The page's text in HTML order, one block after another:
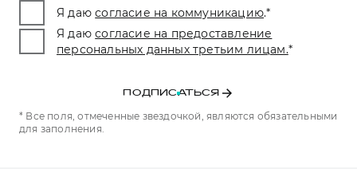
Я даю согласие на коммуникацию.*
Я даю согласие на предоставление
персональных данных третьим лицам.*
ПОДПИСАТЬСЯ
* Все поля, отмеченные звездочкой, являются обязательными
для заполнения.